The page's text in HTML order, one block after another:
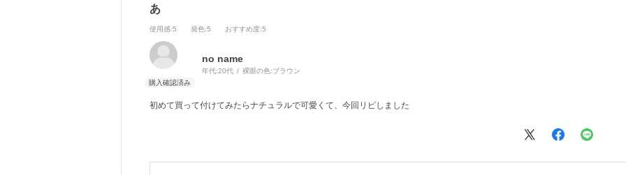
あ
使用感:5 発色:5 おすすめ度:5
no name
年代:20代 裸眼の色:ブラウン
初めて買って付けてみたらナチュラルで可愛くて、今回リピしました